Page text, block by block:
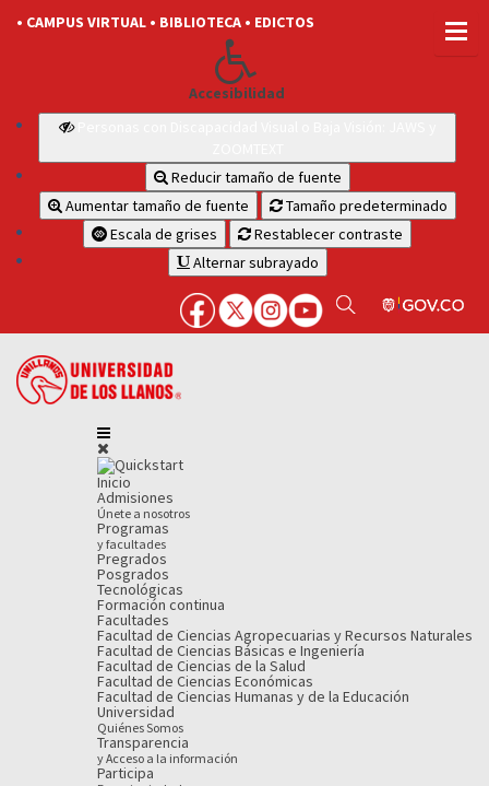
• CAMPUS VIRTUAL • BIBLIOTECA • EDICTOS
Accesibilidad
Reducir tamaño de fuente
Aumentar tamaño de fuente
Tamaño predeterminado
Escala de grises
Restablecer contraste
Alternar subrayado
Inicio
Admisiones
Únete a nosotros
Programas
y facultades
Pregrados
Posgrados
Tecnológicas
Formación continua
Facultades
Facultad de Ciencias Agropecuarias y Recursos Naturales
Facultad de Ciencias Básicas e Ingeniería
Facultad de Ciencias de la Salud
Facultad de Ciencias Económicas
Facultad de Ciencias Humanas y de la Educación
Universidad
Quiénes Somos
Transparencia
y Acceso a la información
Participa